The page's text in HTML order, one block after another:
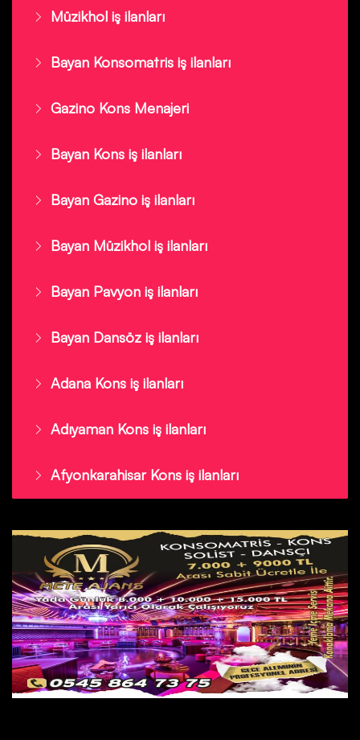
Müzikhol iş ilanları
Bayan Konsomatris iş ilanları
Gazino Kons Menajeri
Bayan Kons iş ilanları
Bayan Gazino iş ilanları
Bayan Müzikhol iş ilanları
Bayan Pavyon iş ilanları
Bayan Dansöz iş ilanları
Adana Kons iş ilanları
Adıyaman Kons iş ilanları
Afyonkarahisar Kons iş ilanları